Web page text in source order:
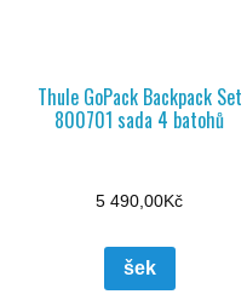
Thule GoPack Backpack Set
800701 sada 4 batohů
5 490,00Kč
šek